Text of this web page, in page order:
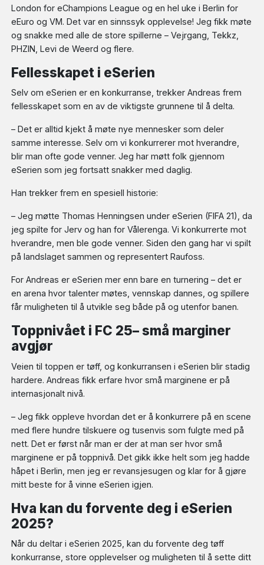
London for eChampions League og en hel uke i Berlin for
eEuro og VM. Det var en sinnssyk opplevelse! Jeg fikk møte
og snakke med alle de store spillerne – Vejrgang, Tekkz,
PHZIN, Levi de Weerd og flere.
Fellesskapet i eSerien
Selv om eSerien er en konkurranse, trekker Andreas frem
fellesskapet som en av de viktigste grunnene til å delta.
– Det er alltid kjekt å møte nye mennesker som deler
samme interesse. Selv om vi konkurrerer mot hverandre,
blir man ofte gode venner. Jeg har møtt folk gjennom
eSerien som jeg fortsatt snakker med daglig.
Han trekker frem en spesiell historie:
– Jeg møtte Thomas Henningsen under eSerien (FIFA 21), da
jeg spilte for Jerv og han for Vålerenga. Vi konkurrerte mot
hverandre, men ble gode venner. Siden den gang har vi spilt
på landslaget sammen og representert Raufoss.
For Andreas er eSerien mer enn bare en turnering – det er
en arena hvor talenter møtes, vennskap dannes, og spillere
får muligheten til å utvikle seg både på og utenfor banen.
Toppnivået i FC 25– små marginer
avgjør
Veien til toppen er tøff, og konkurransen i eSerien blir stadig
hardere. Andreas fikk erfare hvor små marginene er på
internasjonalt nivå.
– Jeg fikk oppleve hvordan det er å konkurrere på en scene
med flere hundre tilskuere og tusenvis som fulgte med på
nett. Det er først når man er der at man ser hvor små
marginene er på toppnivå. Det gikk ikke helt som jeg hadde
håpet i Berlin, men jeg er revansjesugen og klar for å gjøre
mitt beste for å vinne eSerien igjen.
Hva kan du forvente deg i eSerien
2025?
Når du deltar i eSerien 2025, kan du forvente deg tøff
konkurranse, store opplevelser og muligheten til å sette ditt